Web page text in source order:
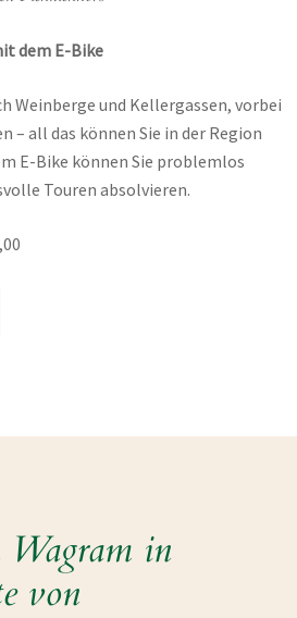
dem E-Bike
Weinberge und Kellergassen, vorbei
– all das können Sie in der Region
E-Bike können Sie problemlos
Touren absolvieren.
Wagram in
von